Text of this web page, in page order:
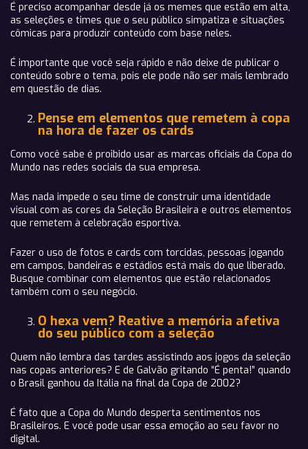
É preciso acompanhar desde já os memes que estão em alta,
as seleções e times que o seu público simpatiza e situações
cômicas para produzir conteúdo com base neles.
É importante que você seja rápido e não deixe de publicar o
conteúdo sobre o tema, pois ele pode não ser mais lembrado
em questão de dias.
Pense em elementos que remetem à copa
na hora de fazer os cards
Como você sabe é proibido usar as marcas oficiais da Copa do
Mundo nas redes sociais da sua empresa.
Mas nada impede o seu time de construir uma identidade
visual com as cores da Seleção Brasileira e outros elementos
que remetem à celebração esportiva.
Fazer o uso de fotos e cards com torcidas, pessoas jogando
em campos, bandeiras e estádios está mais do que liberado.
Busque combinar com elementos que estão relacionados
também com o seu negócio.
O hexa vem? Reative a memória afetiva
do seu público com a seleção
Quem não lembra das tardes assistindo aos jogos da seleção
nas copas anteriores? E de Galvão gritando “É penta!” quando
o Brasil ganhou da Itália na final da Copa de 2002?
É fato que a Copa do Mundo desperta sentimentos nos
Brasileiros. E você pode usar essa emoção ao seu favor no
digital.